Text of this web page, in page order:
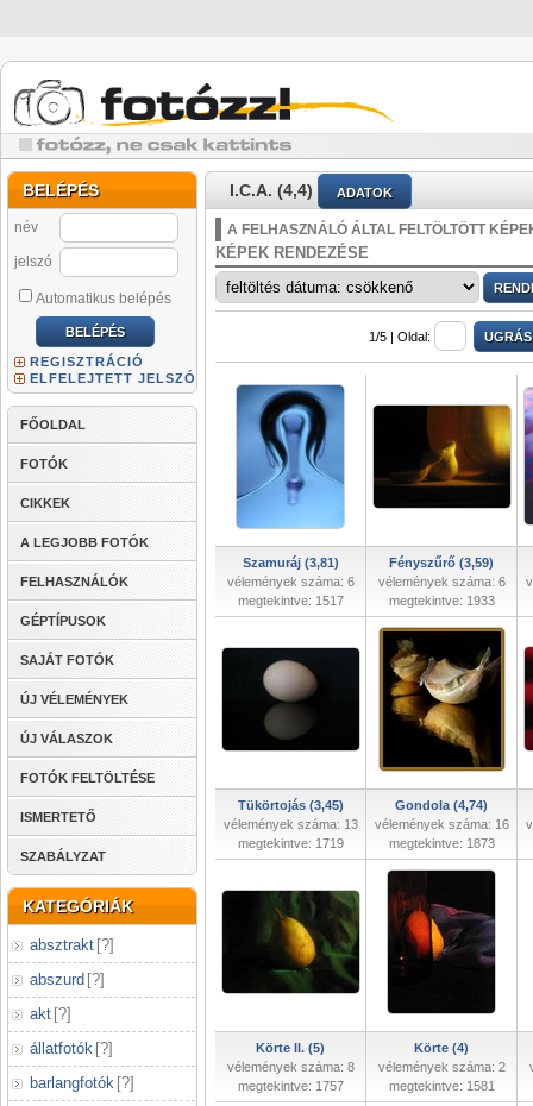
BELÉPÉS
név
jelszó
Automatikus belépés
REGISZTRÁCIÓ
ELFELEJTETT JELSZÓ
FŐOLDAL
FOTÓK
CIKKEK
A LEGJOBB FOTÓK
FELHASZNÁLÓK
GÉPTÍPUSOK
SAJÁT FOTÓK
ÚJ VÉLEMÉNYEK
ÚJ VÁLASZOK
FOTÓK FELTÖLTÉSE
ISMERTETŐ
SZABÁLYZAT
KATEGÓRIÁK
absztrakt [?]
abszurd [?]
akt [?]
állatfotók [?]
barlangfotók [?]
I.C.A. (4,4) ADATOK
A FELHASZNÁLÓ ÁLTAL FELTÖLTÖTT
KÉPEK RENDEZÉSE
1/5 | Oldal:
Szamuráj (3,81)
vélemények száma: 6
megtekintve: 1517
Fényszűrő (3,59)
vélemények száma: 6
megtekintve: 1933
Tükörtojás (3,45)
vélemények száma: 13
megtekintve: 1719
Gondola (4,74)
vélemények száma: 16
megtekintve: 1873
Körte II. (5)
vélemények száma: 8
megtekintve: 1757
Körte (4)
vélemények száma: 2
megtekintve: 1581